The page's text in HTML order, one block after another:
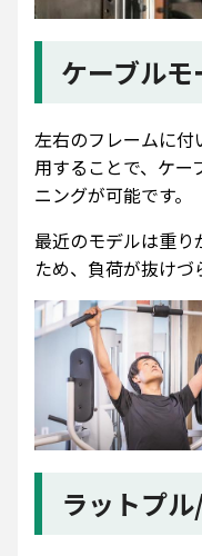
ケーブル
左右のフレームに
用することで、ケー
ニングが可能です。
最近のモデルは重り
ため、負荷が抜けづ
ラットプ